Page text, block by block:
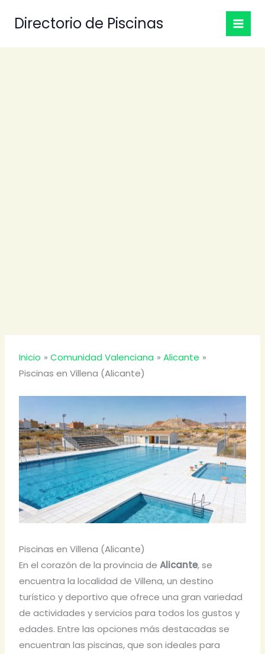
Directorio de Piscinas
Inicio Comunidad Valenciana
Alicante
Piscinas en Villena (Alicante)
Piscinas en Villena (Alicante)
En el corazón de la provincia deAlicante, se
encuentra la localidad de Villena, un destino
turístico y deportivo que ofrece una gran variedad
de actividades y servicios para todos los gustos y
edades. Entre las opciones más destacadas se
encuentran las piscinas, que son ideales para